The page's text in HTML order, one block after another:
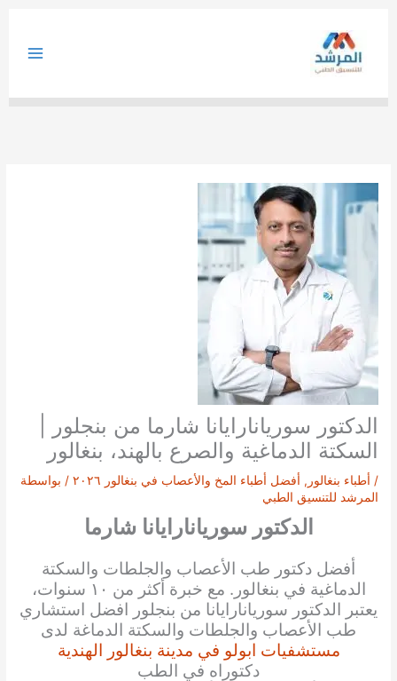
الدكتور سوريانارايانا شارما من بنجلور |
السكتة الدماغية والصرع بالهند، بنغالور
/ أطباء بنغالور , أفضل أطباء المخ والأعصاب في بنغالور ٢٠٢٦
/ بواسطة
المرشد للتنسيق الطبي
الدكتور سوريانارايانا شارما
أفضل دكتور طب الأعصاب والجلطات والسكتة
الدماغية في بنغالور. مع خبرة أكثر من ١٠ سنوات،
يعتبر الدكتور سوريانارايانا من بنجلور افضل استشاري
طب الأعصاب والجلطات والسكتة الدماغة لدى
مستشفيات ابولو في مدينة بنغالور الهندية
دكتوراه في الطب